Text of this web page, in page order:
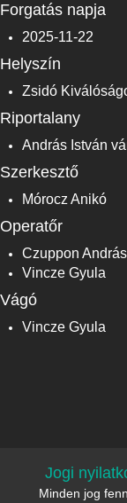
Forgatás napja
2025-11-22
Helyszín
Zsidó
Riportalany
András István
Szerkesztő
Mórocz Anikó
Operatőr
Czuppon András
Vincze Gyula
Vágó
Vincze Gyula
Jogi
Minden jog